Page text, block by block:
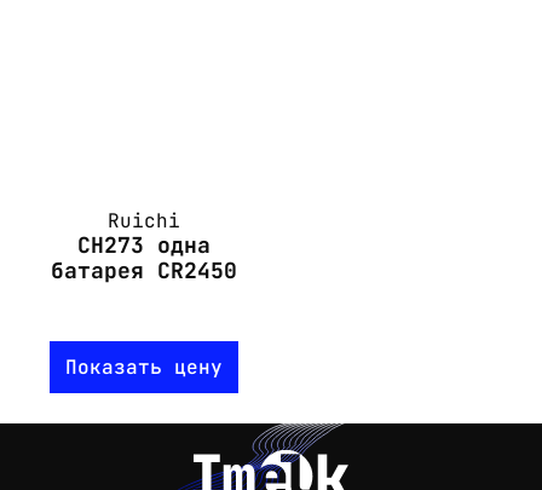
Ruichi
CH273 одна
батарея CR2450
Показать цену